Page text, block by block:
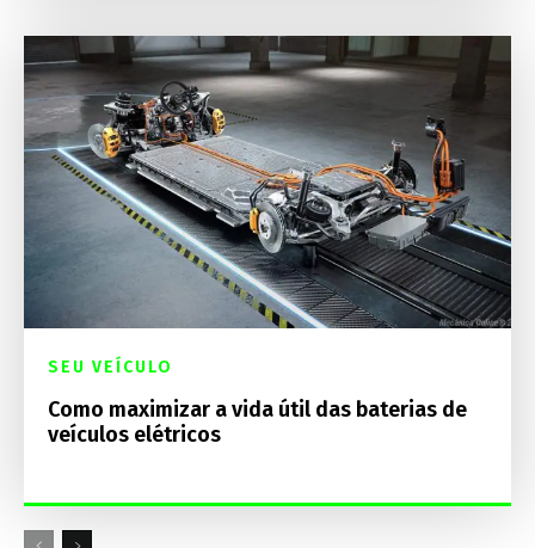
SEU VEÍCULO
Como maximizar a vida útil das baterias de
veículos elétricos